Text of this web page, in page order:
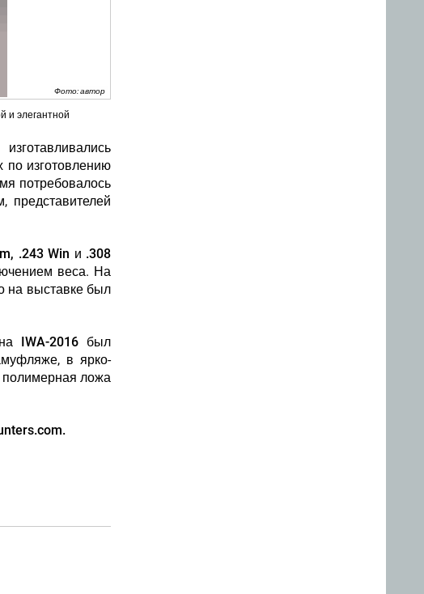
Фото: автор
и элегантной
по изготовлению
потребовалось
представителей
.243 Win и .308
веса. На
на выставке был
IWA-2016 был
в ярко-
полимерная ложа